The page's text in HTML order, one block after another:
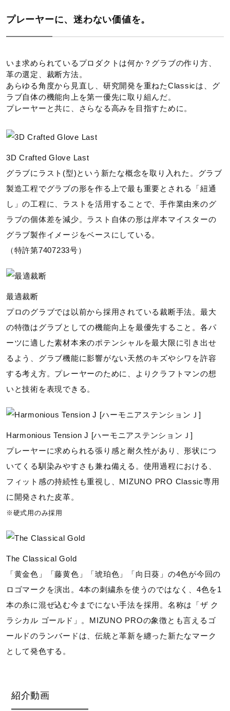
プレーヤーに、迷わない価値を。
いま求められているプロダクトは何か？グラブの作り方、
革の選定、裁断方法。
あらゆる角度から見直し、研究開発を重ねたClassicは、グ
ラブ自体の機能向上を第一優先に取り組んだ。
プレーヤーと共に、さらなる高みを目指すために。
3D Crafted Glove Last
グラブにラスト(型)という新たな概念を取り入れた。グラブ
製造工程でグラブの形を作る上で最も重要とされる「紐通
し」の工程に、ラストを活用することで、手作業由来のグ
ラブの個体差を減少。ラスト自体の形は岸本マイスターの
グラブ製作イメージをベースにしている。
（特許第7407233号）
最適裁断
プロのグラブでは以前から採用されている裁断手法。最大
の特徴はグラブとしての機能向上を最優先すること。各パ
ーツに適した素材本来のポテンシャルを最大限に引き出せ
るよう、グラブ機能に影響がない天然のキズやシワを許容
する考え方。プレーヤーのために、よりクラフトマンの想
いと技術を表現できる。
Harmonious Tension J [ハーモニアステンションＪ]
プレーヤーに求められる張り感と耐久性があり、形状につ
いてくる馴染みやすさも兼ね備える。使用過程における、
フィット感の持続性も重視し、MIZUNO PRO Classic専用
に開発された皮革。
※硬式用のみ採用
The Classical Gold
「黄金色」「藤黄色」「琥珀色」「向日葵」の4色が今回の
ロゴマークを演出。4本の刺繍糸を使うのではなく、4色を1
本の糸に混ぜ込む今までにない手法を採用。名称は「ザ ク
ラシカル ゴールド」。MIZUNO PROの象徴とも言えるゴ
ールドのランバードは、伝統と革新を纏った新たなマーク
として発色する。
紹介動画